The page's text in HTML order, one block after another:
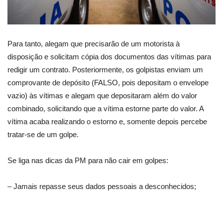
Para tanto, alegam que precisarão de um motorista à
disposição e solicitam cópia dos documentos das vítimas para
redigir um contrato. Posteriormente, os golpistas enviam um
comprovante de depósito (FALSO, pois depositam o envelope
vazio) às vítimas e alegam que depositaram além do valor
combinado, solicitando que a vítima estorne parte do valor. A
vítima acaba realizando o estorno e, somente depois percebe
tratar-se de um golpe.
Se liga nas dicas da PM para não cair em golpes:
– Jamais repasse seus dados pessoais a desconhecidos;